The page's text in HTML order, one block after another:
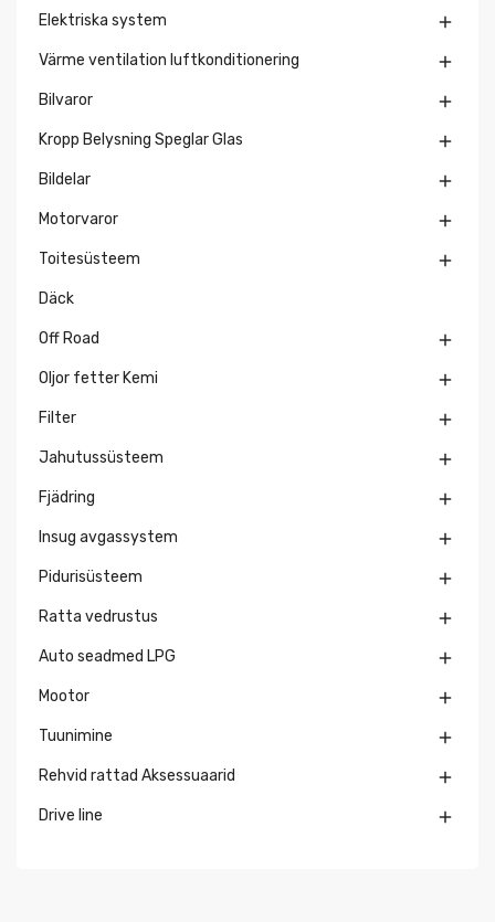
Elektriska system 
Värme ventilation luftkonditionering 
Bilvaror 
Kropp Belysning Speglar Glas 
Bildelar 
Motorvaror 
Toitesüsteem 
Däck
Off Road 
Oljor fetter Kemi 
Filter 
Jahutussüsteem 
Fjädring 
Insug avgassystem 
Pidurisüsteem 
Ratta vedrustus 
Auto seadmed LPG 
Mootor 
Tuunimine 
Rehvid rattad Aksessuaarid 
Drive line 